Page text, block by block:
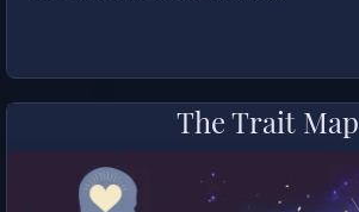
The Trait Map